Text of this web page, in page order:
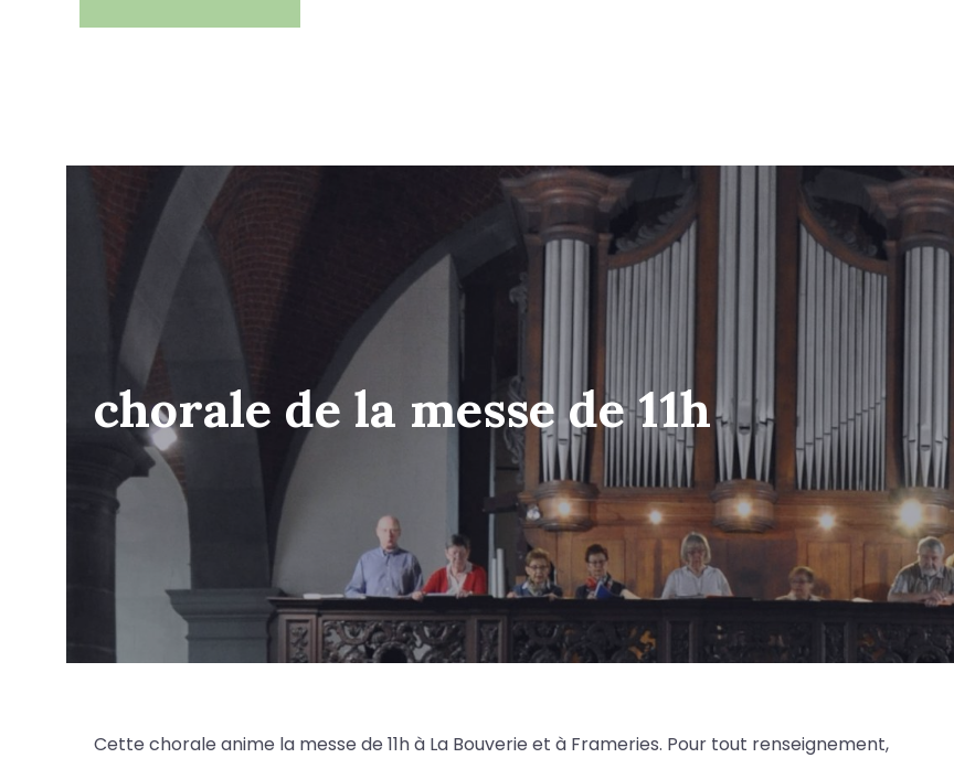
chorale de la messe de 11h
Cette chorale anime la messe de 11h à La Bouverie et à Frameries. Pour tout renseignement,